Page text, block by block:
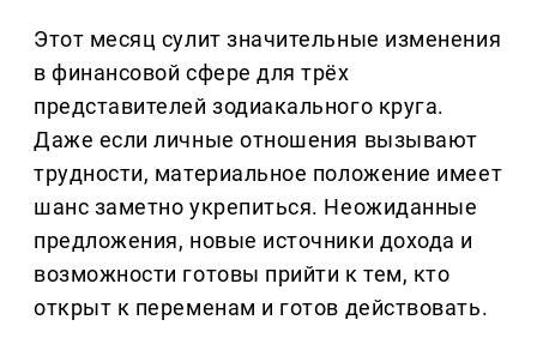
Этот месяц сулит значительные изменения
в финансовой сфере для трёх
представителей зодиакального круга.
Даже если личные отношения вызывают
трудности, материальное положение имеет
шанс заметно укрепиться. Неожиданные
предложения, новые источники дохода и
возможности готовы прийти к тем, кто
открыт к переменам и готов действовать.